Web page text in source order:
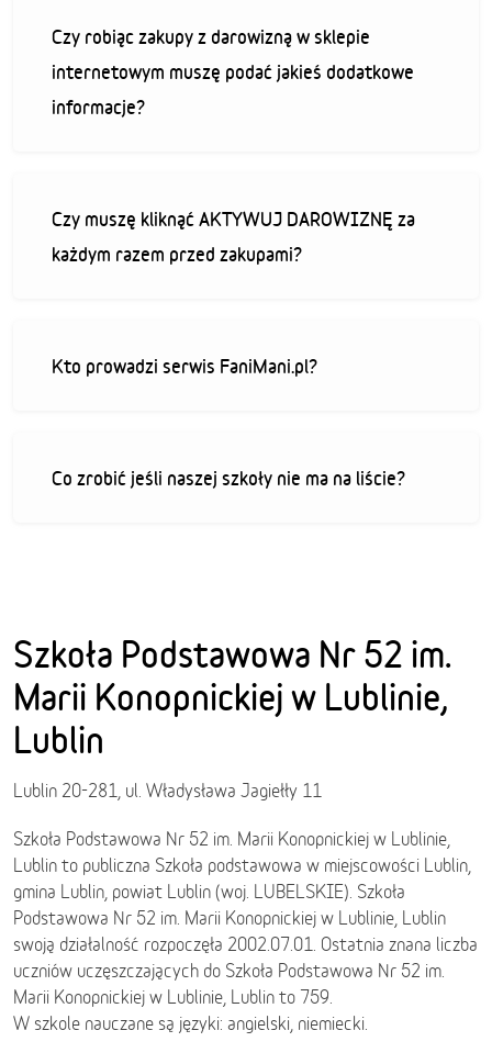
Czy robiąc zakupy z darowizną w sklepie
internetowym muszę podać jakieś dodatkowe
informacje?
Czy muszę kliknąć AKTYWUJ DAROWIZNĘ za
każdym razem przed zakupami?
Kto prowadzi serwis FaniMani.pl?
Co zrobić jeśli naszej szkoły nie ma na liście?
Szkoła Podstawowa Nr 52 im.
Marii Konopnickiej w Lublinie,
Lublin
Lublin 20-281, ul. Władysława Jagiełły 11
Szkoła Podstawowa Nr 52 im. Marii Konopnickiej w Lublinie,
Lublin to publiczna Szkoła podstawowa w miejscowości Lublin,
gmina Lublin, powiat Lublin (woj. LUBELSKIE). Szkoła
Podstawowa Nr 52 im. Marii Konopnickiej w Lublinie, Lublin
swoją działalność rozpoczęła 2002.07.01. Ostatnia znana liczba
uczniów uczęszczających do Szkoła Podstawowa Nr 52 im.
Marii Konopnickiej w Lublinie, Lublin to 759.
W szkole nauczane są języki: angielski, niemiecki.